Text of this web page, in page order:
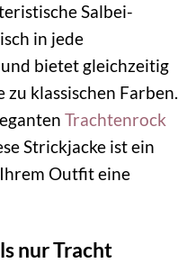
Salbei-
in jede
bietet gleichzeitig
klassischen Farben.
Trachtenrock
Strickjacke ist ein
Outfit eine
nur Tracht